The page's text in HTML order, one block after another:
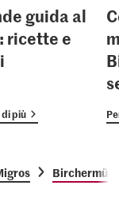
guida al
ricette e
più